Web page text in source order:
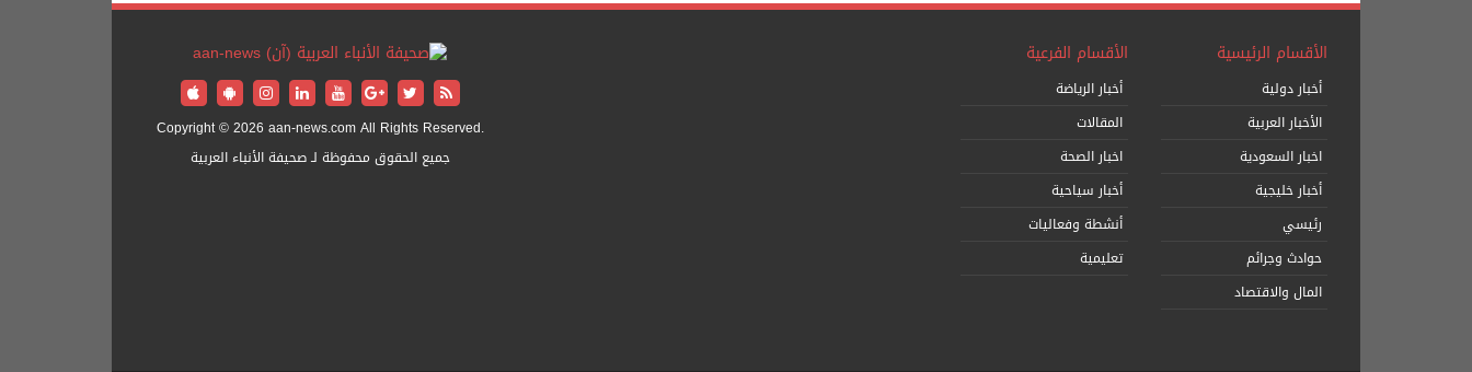
الأقسام الرئيسية
أخبار دولية
الأخبار العربية
اخبار السعودية
أخبار خليجية
رئيسي
حوادث وجرائم
المال والاقتصاد
الأقسام الفرعية
أخبار الرياضة
المقالات
اخبار الصحة
أخبار سياحية
أنشطة وفعاليات
تعليمية
Copyright © 2026 aan-news.com All Rights Reserved.
جميع الحقوق محفوظة لـ صحيفة الأنباء العربية